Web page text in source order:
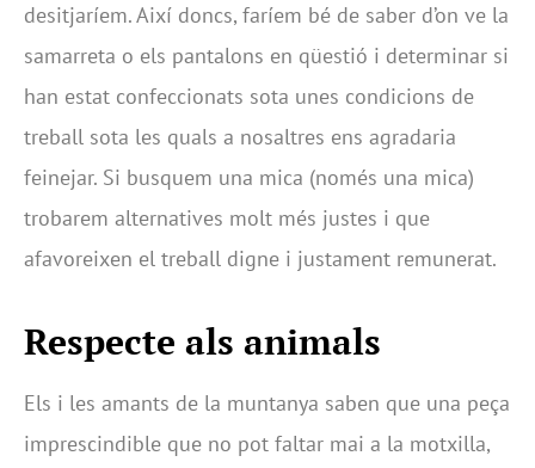
desitjaríem. Així doncs, faríem bé de saber d’on ve la
samarreta o els pantalons en qüestió i determinar si
han estat confeccionats sota unes condicions de
treball sota les quals a nosaltres ens agradaria
feinejar. Si busquem una mica (només una mica)
trobarem alternatives molt més justes i que
afavoreixen el treball digne i justament remunerat.
Respecte als animals
Els i les amants de la muntanya saben que una peça
imprescindible que no pot faltar mai a la motxilla,